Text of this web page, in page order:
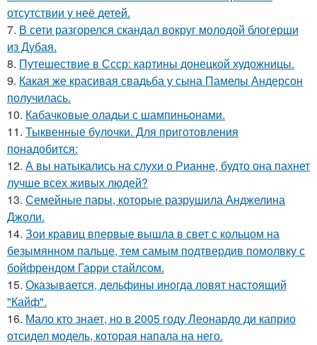
отсутствии у неё детей.
7. В сети разгорелся скандал вокруг молодой блогерши
из Дубая.
8. Путешествие в Ссср: картины донецкой художницы.
9. Какая же красивая свадьба у сына Памелы Андерсон
получилась.
10. Кабачковые оладьи с шампиньонами.
11. Тыквенные булочки. Для приготовления
понадобится:
12. А вы натыкались на слухи о Рианне, будто она пахнет
лучше всех живых людей?
13. Семейные пары, которые разрушила Анджелина
Джоли.
14. Зои кравиц впервые вышла в свет с кольцом на
безымянном пальце, тем самым подтвердив помолвку с
бойфрендом Гарри стайлсом.
15. Оказывается, дельфины иногда ловят настоящий
"Кайф".
16. Мало кто знает, но в 2005 году Леонардо ди каприо
отсидел модель, которая напала на него.